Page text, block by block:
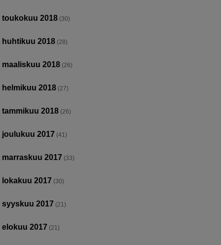
toukokuu 2018 (30)
huhtikuu 2018 (28)
maaliskuu 2018 (26)
helmikuu 2018 (27)
tammikuu 2018 (26)
joulukuu 2017 (41)
marraskuu 2017 (33)
lokakuu 2017 (30)
syyskuu 2017 (21)
elokuu 2017 (21)